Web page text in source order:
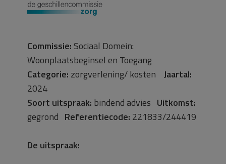
Commissie: Sociaal Domein:
Woonplaatsbeginsel en Toegang
Categorie: zorgverlening/ kosten Jaartal:
2024
Soort uitspraak: bindend advies Uitkomst:
gegrond Referentiecode: 221833/244419
De uitspraak: